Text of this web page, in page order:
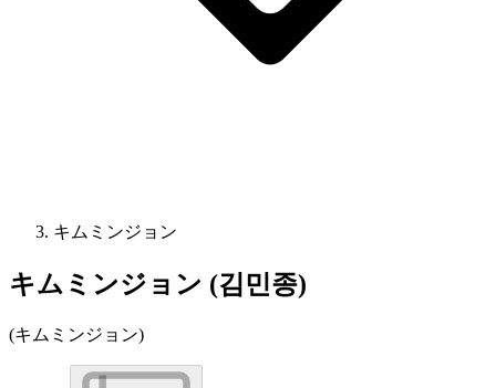
キムミンジョン
キムミンジョン (김민종)
(キムミンジョン)